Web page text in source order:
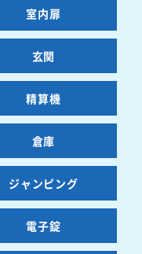
室内扉
玄関
精算機
倉庫
ジャンピング
電子錠